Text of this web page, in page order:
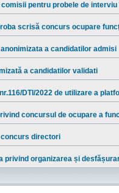
pentru probele de interviu
scrisă concurs ocupare
a candidatilor admisi
a candidatilor validati
DTI/2022 de utilizare a
concursul de ocupare a
directori
privind organizarea și